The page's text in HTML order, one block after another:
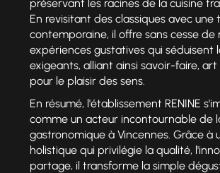
préservant les racines de la cuisine
En revisitant des classiques avec une
contemporaine, il offre sans cesse de
expériences gustatives qui séduisent
exigeants, alliant ainsi savoir-faire,
pour le plaisir des sens.
En résumé, l'établissement RENINE
comme un acteur incontournable de
gastronomique à Vincennes. Grâce à
holistique qui privilégie la qualité,
partage, il transforme la simple